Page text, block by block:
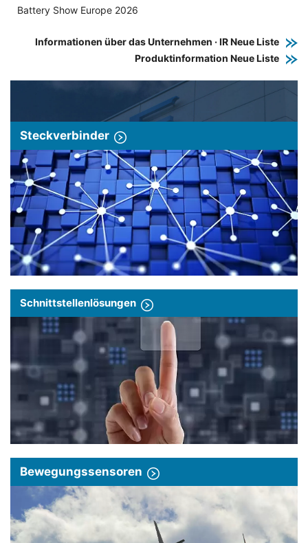
Battery Show Europe 2026
Informationen über das Unternehmen · IR Neue Liste
Produktinformation Neue Liste
Steckverbinder
Schnittstellenlösungen
Bewegungssensoren